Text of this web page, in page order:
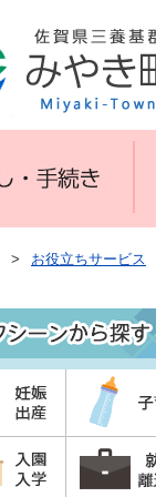
> お役立ちサービス